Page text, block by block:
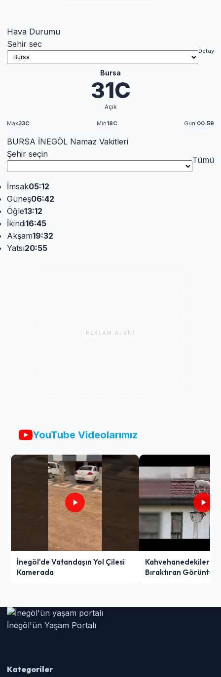
Hava Durumu
Sehir sec
Detay
Bursa
31C
Açık
Max33C Min18C Gun. 00:59
BURSA İNEGÖL Namaz Vakitleri
Şehir seçin
Tümü
İmsak05:12
Güneş06:42
Öğle13:12
İkindi16:45
Akşam19:32
Yatsı20:55
REKLAM ALANI
YouTube Videolarımız
İnegöl'de Vatandaşın Yol Çilesi
Kamerada
Kahvehanedekiler
Bıraktıran Görüntü!
İnegöl'ün Yaşam Portalı
Kategoriler